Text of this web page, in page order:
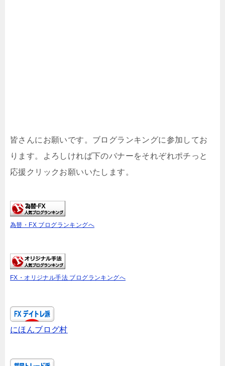
皆さんにお願いです。ブログランキングに参加してお
ります。よろしければ下のバナーをそれぞれポチっと
応援クリックお願いいたします。
為替・FX ブログランキングへ
FX・オリジナル手法 ブログランキングへ
にほんブログ村